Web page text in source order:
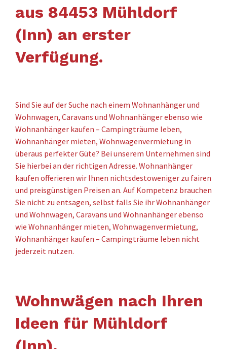
aus 84453 Mühldorf
(Inn) an erster
Verfügung.
Sind Sie auf der Suche nach einem Wohnanhänger und
Wohnwagen, Caravans und Wohnanhänger ebenso wie
Wohnanhänger kaufen – Campingträume leben,
Wohnanhänger mieten, Wohnwagenvermietung in
überaus perfekter Güte? Bei unserem Unternehmen sind
Sie hierbei an der richtigen Adresse. Wohnanhänger
kaufen offerieren wir Ihnen nichtsdestoweniger zu fairen
und preisgünstigen Preisen an. Auf Kompetenz brauchen
Sie nicht zu entsagen, selbst falls Sie ihr Wohnanhänger
und Wohnwagen, Caravans und Wohnanhänger ebenso
wie Wohnanhänger mieten, Wohnwagenvermietung,
Wohnanhänger kaufen – Campingträume leben nicht
jederzeit nutzen.
Wohnwägen nach Ihren
Ideen für Mühldorf